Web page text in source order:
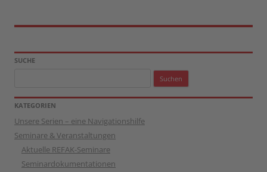
SUCHE
KATEGORIEN
Unsere Serien – eine Navigationshilfe
Seminare & Veranstaltungen
Aktuelle REFAK-Seminare
Seminardokumentationen